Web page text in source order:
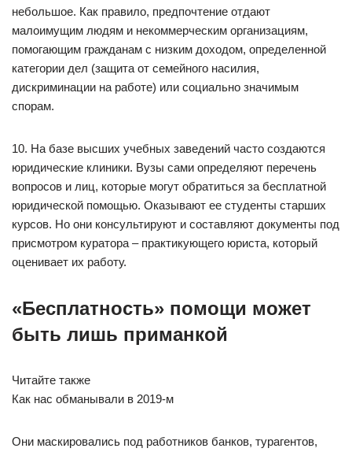
небольшое. Как правило, предпочтение отдают
малоимущим людям и некоммерческим организациям,
помогающим гражданам с низким доходом, определенной
категории дел (защита от семейного насилия,
дискриминации на работе) или социально значимым
спорам.
10. На базе высших учебных заведений часто создаются
юридические клиники. Вузы сами определяют перечень
вопросов и лиц, которые могут обратиться за бесплатной
юридической помощью. Оказывают ее студенты старших
курсов. Но они консультируют и составляют документы под
присмотром куратора – практикующего юриста, который
оценивает их работу.
«Бесплатность» помощи может
быть лишь приманкой
Читайте также
Как нас обманывали в 2019-м
Они маскировались под работников банков, турагентов,